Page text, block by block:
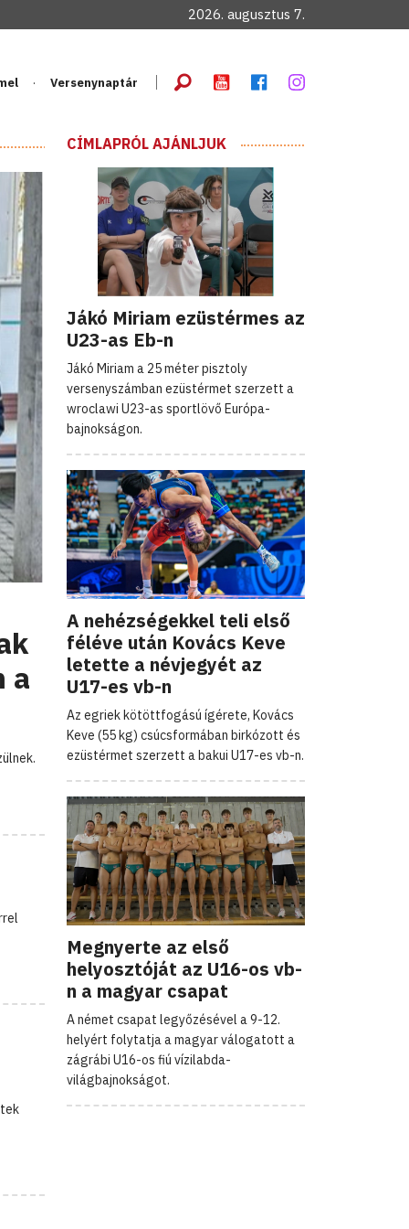
2026. augusztus 7.
Versenynaptár
a
CÍMLAPRÓL AJÁNLJUK
Jákó Miriam ezüstérmes az
U23-as Eb-n
Jákó Miriam a 25 méter pisztoly
versenyszámban ezüstérmet szerzett a
wroclawi U23-as sportlövő Európa-
bajnokságon.
A nehézségekkel teli első
féléve után Kovács Keve
letette a névjegyét az
U17-es vb-n
Az egriek kötöttfogású ígérete, Kovács
Keve (55 kg) csúcsformában birkózott és
ezüstérmet szerzett a bakui U17-es vb-n.
Megnyerte az első
helyosztóját az U16-os vb-
n a magyar csapat
A német csapat legyőzésével a 9-12.
helyért folytatja a magyar válogatott a
zágrábi U16-os fiú vízilabda-
világbajnokságot.